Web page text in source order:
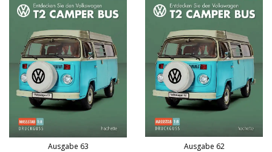
Ausgabe 63 Ausgabe 62